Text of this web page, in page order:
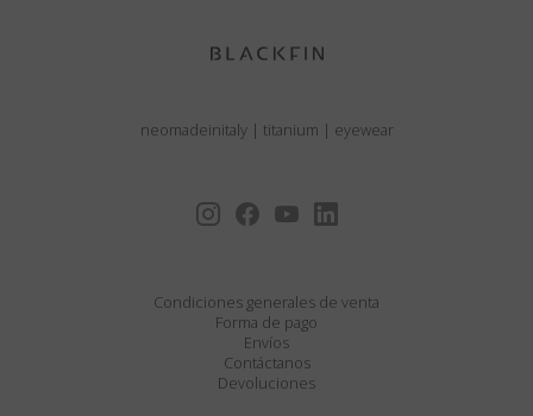
neomadeinitaly | titanium | eyewear
Condiciones generales de venta
Forma de pago
Envíos
Contáctanos
Devoluciones